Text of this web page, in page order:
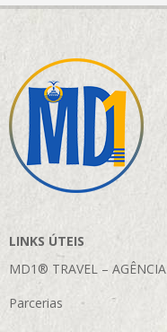
LINKS ÚTEIS
MD1® TRAVEL – AGÊNCIA
Parcerias